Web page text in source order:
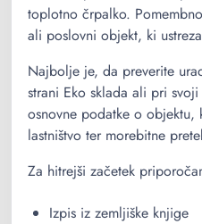
toplotno črpalko.
ali poslovni objekt, ki
Najbolje je, da preverite
strani Eko sklada ali pri
osnovne podatke o objektu,
lastništvo ter morebitne
Za hitrejši začetek
Izpis iz zemljiške knjige